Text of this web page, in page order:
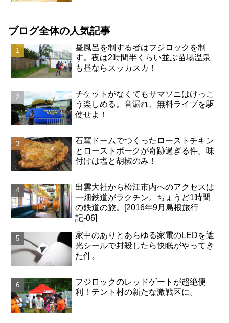
ブログ全体の人気記事
昼風呂を制する者はフジロックを制
す。夜は2時間半くらい並ぶ苗場温泉
も昼ならスッカスカ！
チケットがなくてもサマソニはけっこ
う楽しめる。音漏れ、無料ライブを駆
使せよ！
石窯ドームでつくったローストチキン
とローストポークが奇跡過ぎる件。味
付けは塩と胡椒のみ！
出雲大社から松江市内へのアクセスは
一畑鉄道がラクチン。ちょうど1時間
の鉄道の旅。[2016年9月島根旅行
記-06]
家中のありとあらゆる家電のLEDを遮
光シールで封殺したら快眠がやってき
た件。
フジロックのレッドゲートが超絶便
利！テント村の新たな激戦区に。